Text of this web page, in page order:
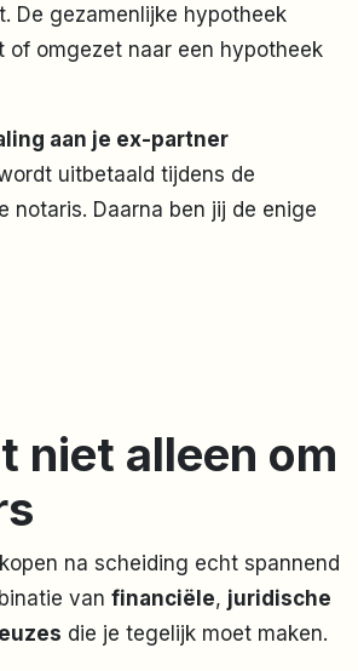
De gezamenlijke hypotheek
of omgezet naar een hypotheek
aan je ex-partner
uitbetaald tijdens de
notaris. Daarna ben jij de enige
niet alleen om
na scheiding echt spannend
van financiële, juridische
die je tegelijk moet maken.